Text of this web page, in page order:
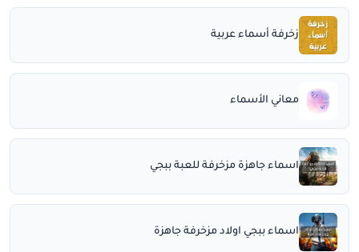
زخرفة أسماء عربية
معاني الأسماء
اسماء جاهزة مزخرفة للعبة ببجي
اسماء ببجي اولاد مزخرفة جاهزة